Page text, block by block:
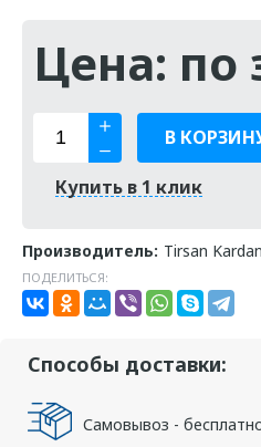
Цена: по
В
Купить в 1 клик
Производитель: Tirsan
ПОДЕЛИТЬСЯ:
Способы доставки:
Самовывоз -